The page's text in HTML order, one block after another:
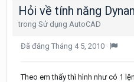
Hỏi về tính năng
trong Sử dụng AutoCAD
Đã đăng Tháng 4 5, 2010 ·
Theo em thấy thì hình như có 1